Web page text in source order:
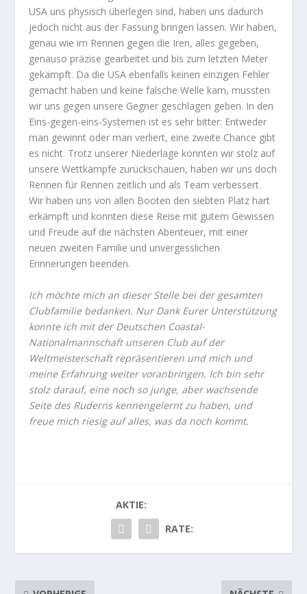
USA uns physisch überlegen sind, haben uns dadurch
jedoch nicht aus der Fassung bringen lassen. Wir haben,
genau wie im Rennen gegen die Iren, alles gegeben,
genauso präzise gearbeitet und bis zum letzten Meter
gekämpft. Da die USA ebenfalls keinen einzigen Fehler
gemacht haben und keine falsche Welle kam, mussten
wir uns gegen unsere Gegner geschlagen geben. In den
Eins-gegen-eins-Systemen ist es sehr bitter: Entweder
man gewinnt oder man verliert, eine zweite Chance gibt
es nicht. Trotz unserer Niederlage konnten wir stolz auf
unsere Wettkämpfe zurückschauen, haben wir uns doch
Rennen für Rennen zeitlich und als Team verbessert.
Wir haben uns von allen Booten den siebten Platz hart
erkämpft und konnten diese Reise mit gutem Gewissen
und Freude auf die nächsten Abenteuer, mit einer
neuen zweiten Familie und unvergesslichen
Erinnerungen beenden.
Ich möchte mich an dieser Stelle bei der gesamten
Clubfamilie bedanken. Nur Dank Eurer Unterstützung
konnte ich mit der Deutschen Coastal-
Nationalmannschaft unseren Club auf der
Weltmeisterschaft repräsentieren und mich und
meine Erfahrung weiter voranbringen. Ich bin sehr
stolz darauf, eine noch so junge, aber wachsende
Seite des Ruderns kennengelernt zu haben, und
freue mich riesig auf alles, was da noch kommt.
AKTIE:
RATE: